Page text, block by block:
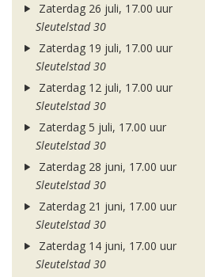
Zaterdag 26 juli, 17.00 uur
Sleutelstad 30
Zaterdag 19 juli, 17.00 uur
Sleutelstad 30
Zaterdag 12 juli, 17.00 uur
Sleutelstad 30
Zaterdag 5 juli, 17.00 uur
Sleutelstad 30
Zaterdag 28 juni, 17.00 uur
Sleutelstad 30
Zaterdag 21 juni, 17.00 uur
Sleutelstad 30
Zaterdag 14 juni, 17.00 uur
Sleutelstad 30